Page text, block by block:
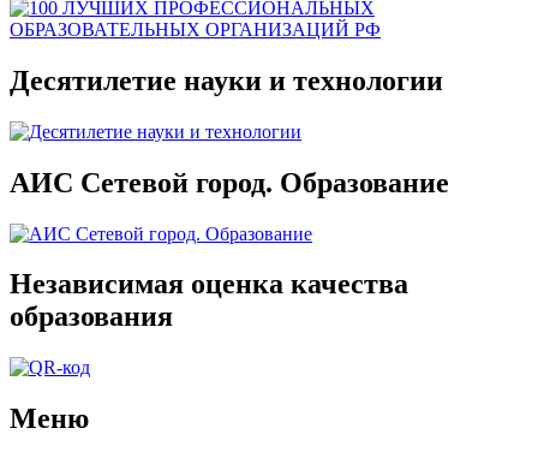
Десятилетие науки и технологии
АИС Сетевой город. Образование
Независимая оценка качества
образования
Меню